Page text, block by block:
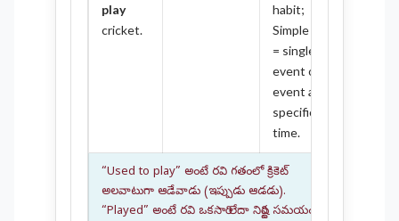
play
cricket.
habit;
Simple Past
= single
event or
event at a
specific
time.
“Used to play” అంటే రవి గతంలో క్రికెట్
అలవాటుగా ఆడేవాడు (ఇప్పుడు ఆడడు).
“Played” అంటే రవి ఒకసారి లేదా నిర్దిష్ట సమయంలో